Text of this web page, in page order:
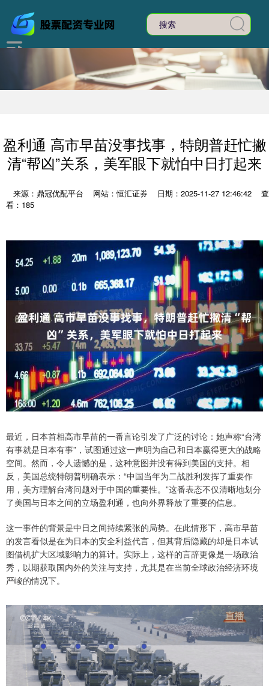
盈利通 高市早苗没事找事，特朗普赶忙撇
清“帮凶”关系，美军眼下就怕中日打起来
来源：鼎冠优配平台 网站：恒汇证券 日期：2025-11-27 12:46:42
查
看：185
最近，日本首相高市早苗的一番言论引发了广泛的讨论：她声称“台湾
有事就是日本有事”，试图通过这一声明为自己和日本赢得更大的战略
空间。然而，令人遗憾的是，这种意图并没有得到美国的支持。相
反，美国总统特朗普明确表示：“中国当年为二战胜利发挥了重要作
用，美方理解台湾问题对于中国的重要性。”这番表态不仅清晰地划分
了美国与日本之间的立场盈利通，也向外界释放了重要的信息。
这一事件的背景是中日之间持续紧张的局势。在此情形下，高市早苗
的发言看似是在为日本的安全利益代言，但其背后隐藏的却是日本试
图借机扩大区域影响力的算计。实际上，这样的言辞更像是一场政治
秀，以期获取国内外的关注与支持，尤其是在当前全球政治经济环境
严峻的情况下。